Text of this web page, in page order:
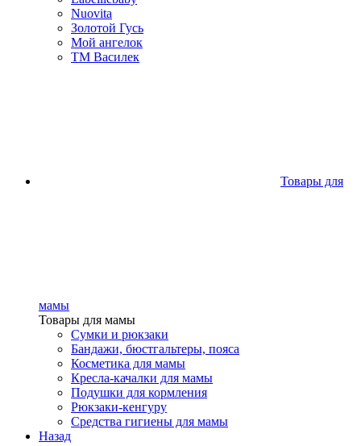
Nuovita
Золотой Гусь
Мой ангелок
ТМ Василек
Товары для
мамы
Товары для мамы
Сумки и рюкзаки
Бандажи, бюстгальтеры, пояса
Косметика для мамы
Кресла-качалки для мамы
Подушки для кормления
Рюкзаки-кенгуру
Средства гигиены для мамы
Назад